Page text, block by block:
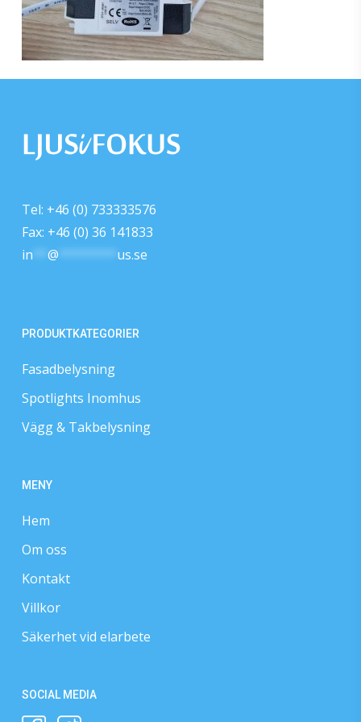
Tel: +46 (0) 733333576
Fax: +46 (0) 36 141833
in
@ us.se
PRODUKTKATEGORIER
Fasadbelysning
Spotlights Inomhus
Vägg & Takbelysning
MENY
Hem
Om oss
Kontakt
Villkor
Säkerhet vid elarbete
SOCIAL MEDIA